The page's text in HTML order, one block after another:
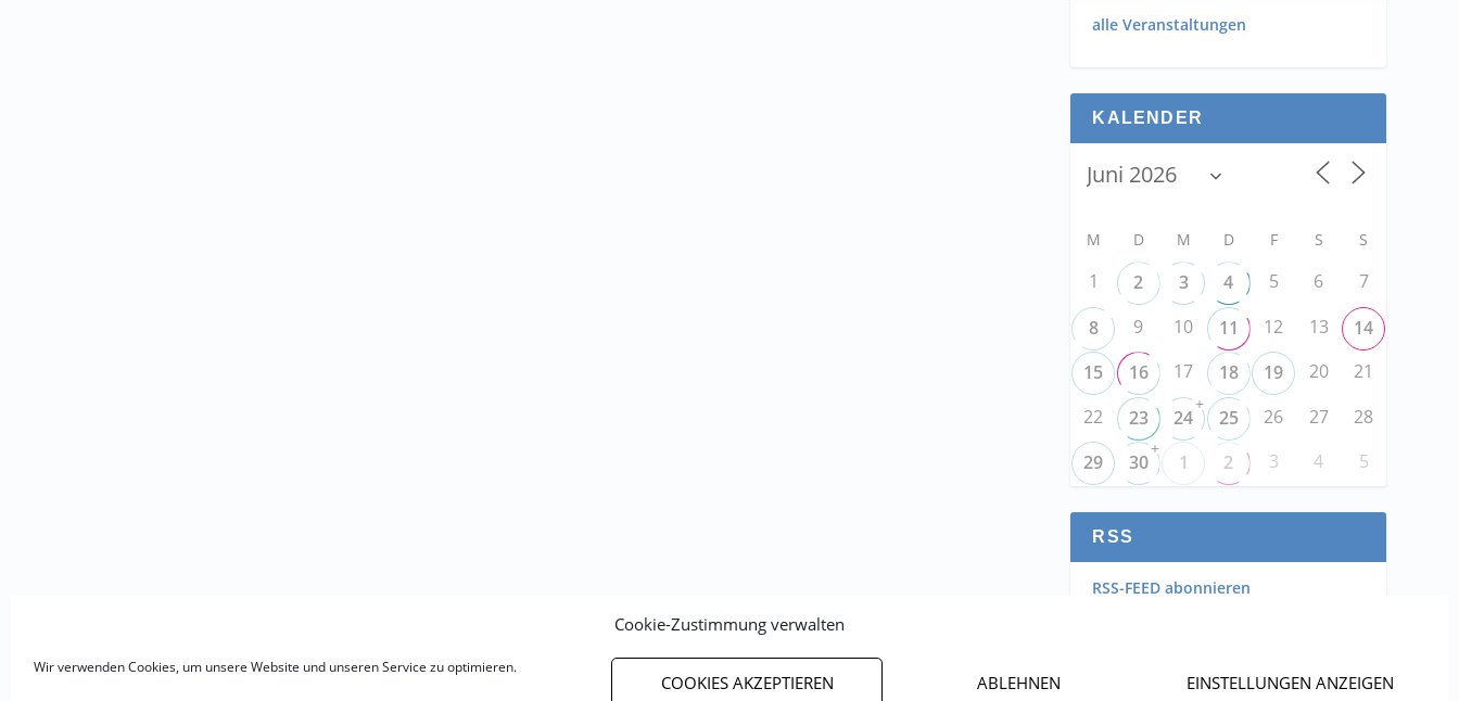
Cookie-Zustimmung verwalten
Wir verwenden Cookies, um unsere Website und unseren Service zu optimieren.
COOKIES AKZEPTIEREN ABLEHNEN EINSTELLUNGEN ANZEIGEN
alle Veranstaltungen
KALENDER
M D M D F S S
1 2 3 4 5 6
7
8
9 10 11 12 13
14
15
16 17 18 19 20
21
22
23 24
+
25 26 27
28
29
30
+
1 2 3 4 5
RSS
RSS-FEED abonnieren